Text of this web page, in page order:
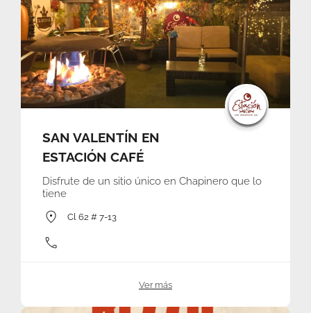
SAN VALENTÍN EN
ESTACIÓN CAFÉ
Disfrute de un sitio único en Chapinero que lo
tiene
Cl 62 # 7-13
Ver más